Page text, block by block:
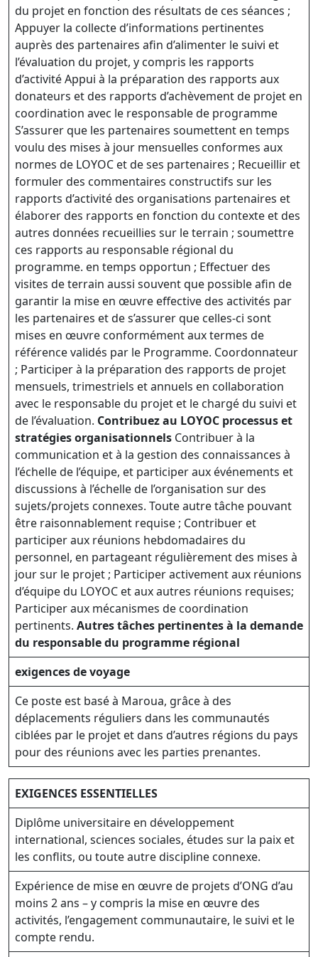
du projet en fonction des résultats de ces séances ;
Appuyer la collecte d’informations pertinentes
auprès des partenaires afin d’alimenter le suivi et
l’évaluation du projet, y compris les rapports
d’activité Appui à la préparation des rapports aux
donateurs et des rapports d’achèvement de projet en
coordination avec le responsable de programme
S’assurer que les partenaires soumettent en temps
voulu des mises à jour mensuelles conformes aux
normes de LOYOC et de ses partenaires ; Recueillir et
formuler des commentaires constructifs sur les
rapports d’activité des organisations partenaires et
élaborer des rapports en fonction du contexte et des
autres données recueillies sur le terrain ; soumettre
ces rapports au responsable régional du
programme. en temps opportun ; Effectuer des
visites de terrain aussi souvent que possible afin de
garantir la mise en œuvre effective des activités par
les partenaires et de s’assurer que celles-ci sont
mises en œuvre conformément aux termes de
référence validés par le Programme. Coordonnateur
; Participer à la préparation des rapports de projet
mensuels, trimestriels et annuels en collaboration
avec le responsable du projet et le chargé du suivi et
de l’évaluation. Contribuez au LOYOC processus et
stratégiesorganisationnels Contribuer à la
communication et à la gestion des connaissances à
l’échelle de l’équipe, et participer aux événements et
discussions à l’échelle de l’organisation sur des
sujets/projets connexes. Toute autre tâche pouvant
être raisonnablement requise ; Contribuer et
participer aux réunions hebdomadaires du
personnel, en partageant régulièrement des mises à
jour sur le projet ; Participer activement aux réunions
d’équipe du LOYOC et aux autres réunions requises;
Participer aux mécanismes de coordination
pertinents. Autres tâches pertinentes à la demande
du responsable du programme régional
exigences de voyage
Ce poste est basé à Maroua, grâce à des
déplacements réguliers dans les communautés
ciblées par le projet et dans d’autres régions du pays
pour des réunions avec les parties prenantes.
EXIGENCES ESSENTIELLES
Diplôme universitaire en développement
international, sciences sociales, études sur la paix et
les conflits, ou toute autre discipline connexe.
Expérience de mise en œuvre de projets d’ONG d’au
moins 2 ans – y compris la mise en œuvre des
activités, l’engagement communautaire, le suivi et le
compte rendu.